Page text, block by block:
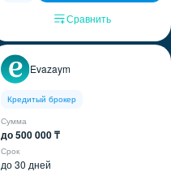
Сравнить
Evazaym
Кредитый брокер
Сумма
до 500 000 ₸
Срок
до 30 дней